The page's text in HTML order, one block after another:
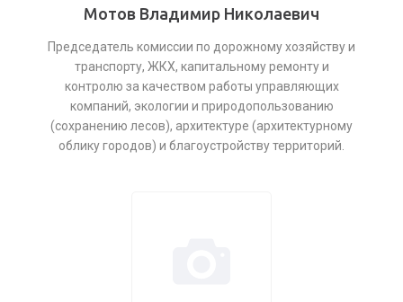
Мотов Владимир Николаевич
Председатель комиссии по дорожному хозяйству и
транспорту, ЖКХ, капитальному ремонту и
контролю за качеством работы управляющих
компаний, экологии и природопользованию
(сохранению лесов), архитектуре (архитектурному
облику городов) и благоустройству территорий.